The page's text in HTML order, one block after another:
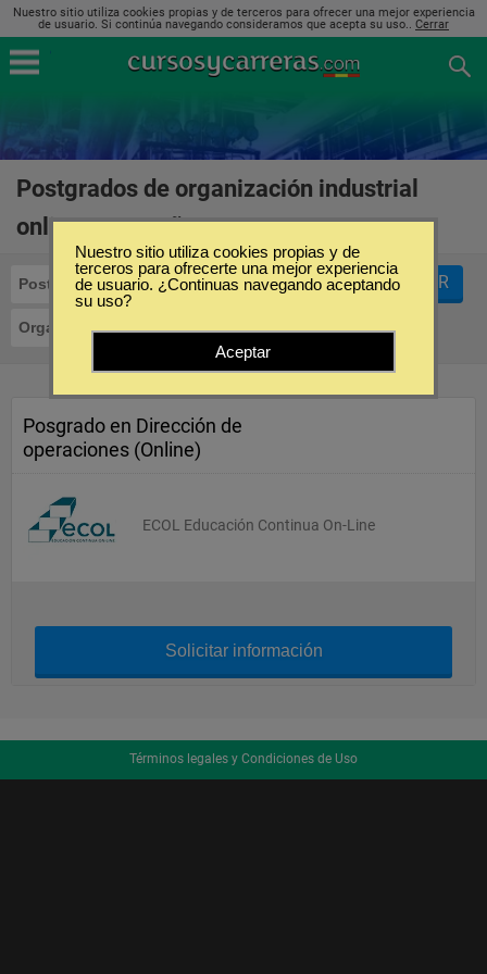
Nuestro sitio utiliza cookies propias y de terceros para ofrecer una mejor experiencia
de usuario. Si continúa navegando consideramos que acepta su uso.. Cerrar
Postgrados de organización industrial
online en España
Postgrados
Organización Industrial Online
FILTRAR
Posgrado en Dirección de
operaciones (Online)
ECOL Educación Continua On-Line
Solicitar información
Términos legales y Condiciones de Uso
Nuestro sitio utiliza cookies propias y de
terceros para ofrecerte una mejor experiencia
de usuario. ¿Continuas navegando aceptando
su uso?
Aceptar